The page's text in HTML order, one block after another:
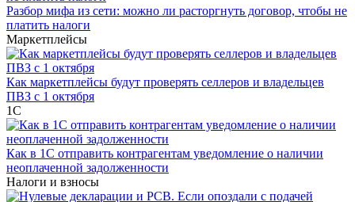
Разбор мифа из сети: можно ли расторгнуть договор, чтобы не
платить налоги
Маркетплейсы
Как маркетплейсы будут проверять селлеров и владельцев
ПВЗ с 1 октября
1С
Как в 1С отправить контрагентам уведомление о наличии
неоплаченной задолженности
Налоги и взносы